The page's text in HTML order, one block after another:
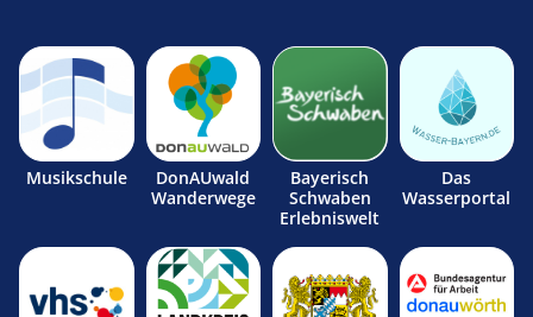
Musikschule
DonAUwald
Wanderwege
Bayerisch
Schwaben
Erlebniswelt
Das
Wasserportal